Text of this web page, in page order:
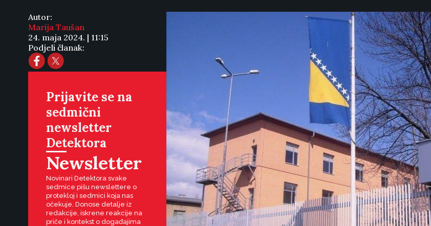
Autor:
Marija Taušan
24. maja 2024. | 11:15
Podjeli članak:
Prijavite se na
sedmični
newsletter
Detektora
Newsletter
Novinari Detektora svake
sedmice pišu newslettere o
protekloj i sedmici koja nas
očekuje. Donose detalje iz
redakcije, iskrene reakcije na
priče i kontekst o događajima